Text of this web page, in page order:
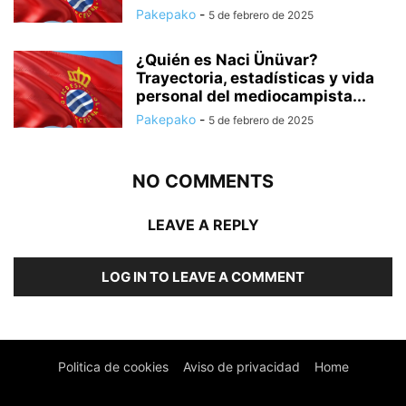
Pakepako - 5 de febrero de 2025
¿Quién es Naci Ünüvar?
Trayectoria, estadísticas y vida
personal del mediocampista...
Pakepako - 5 de febrero de 2025
NO COMMENTS
LEAVE A REPLY
LOG IN TO LEAVE A COMMENT
Politica de cookies Aviso de privacidad Home